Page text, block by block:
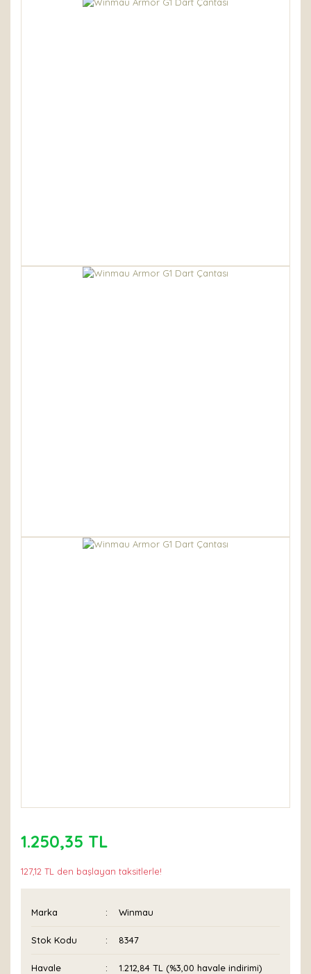
1.250,35 TL
127,12 TL den başlayan taksitlerle!
Marka Winmau
Stok Kodu 8347
Havale 1.212,84 TL (%3,00 havale indirimi)